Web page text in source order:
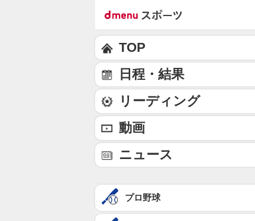
TOP
日程・結果
リーディング
動画
ニュース
プロ野球